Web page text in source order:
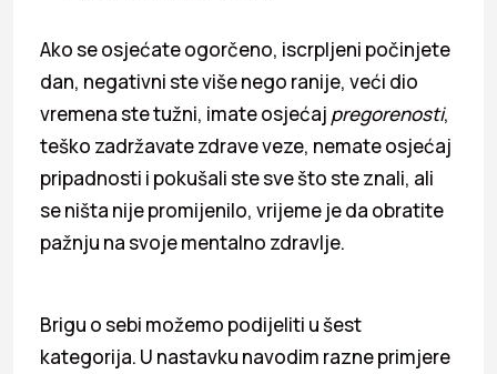
Ako se osjećate ogorčeno, iscrpljeni počinjete
dan, negativni ste više nego ranije, veći dio
vremena ste tužni, imate osjećaj pregorenosti,
teško zadržavate zdrave veze, nemate osjećaj
pripadnosti i pokušali ste sve što ste znali, ali
se ništa nije promijenilo, vrijeme je da obratite
pažnju na svoje mentalno zdravlje.
Brigu o sebi možemo podijeliti u šest
kategorija. U nastavku navodim razne primjere